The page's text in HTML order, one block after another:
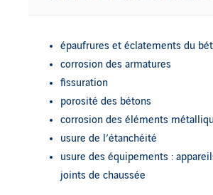
épaufrures et éclatements du
corrosion des armatures
fissuration
porosité des bétons
corrosion des éléments
usure de l’étanchéité
usure des équipements :
joints de chaussée